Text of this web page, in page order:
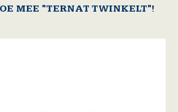
MEE "TERNAT TWINKELT"!